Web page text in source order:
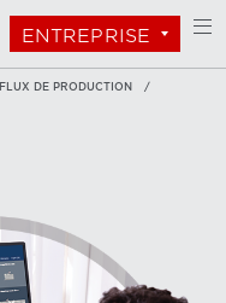
ENTREPRISE
FLUX DE PRODUCTION